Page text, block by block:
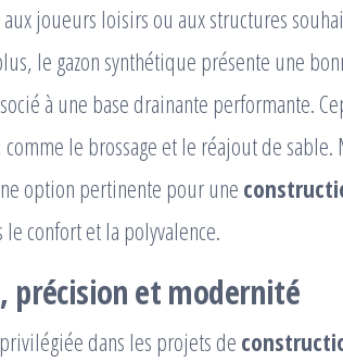
joueurs loisirs ou aux structures
le gazon synthétique présente une
à une base drainante performante.
le brossage et le réajout de sable.
option pertinente pour une
confort et la polyvalence.
précision et modernité
dans les projets de